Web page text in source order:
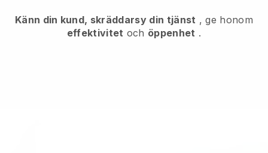
Känn din kund, skräddarsy din tjänst , ge honom
effektivitet och öppenhet .